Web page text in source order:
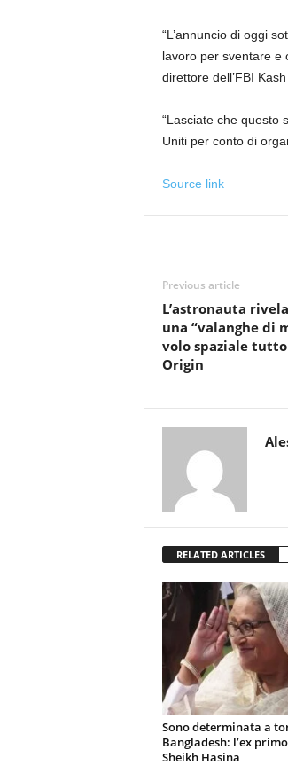
“L’annuncio di oggi
lavoro per sventare e
direttore dell’FBI
“Lasciate che questo
Uniti per conto di
Source link
Previous article
L’astronauta
una “valanghe di
volo spaziale
Origin
RELATED ARTICLES
Sono determinata a
Bangladesh: l’ex
Sheikh Hasina